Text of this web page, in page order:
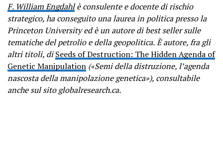
F. William Engdahlè consulente e docente di rischio
strategico, ha conseguito una laurea in politica presso la
Princeton University ed è un autore di best seller sulle
tematiche del petrolio e della geopolitica.È autore, fra gli
altri titoli, diSeeds of Destruction: The Hidden Agenda of
Genetic Manipulation («Semi della distruzione, l’agenda
nascosta della manipolazione genetica»), consultabile
anche sul sito globalresearch.ca.